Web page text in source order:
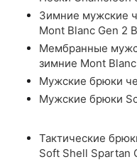
Зимние мужские
Mont Blanc Gen 2
Мембранные
зимние Mont
Мужские брюки
Мужские брюки
Тактические
Soft Shell Spartan